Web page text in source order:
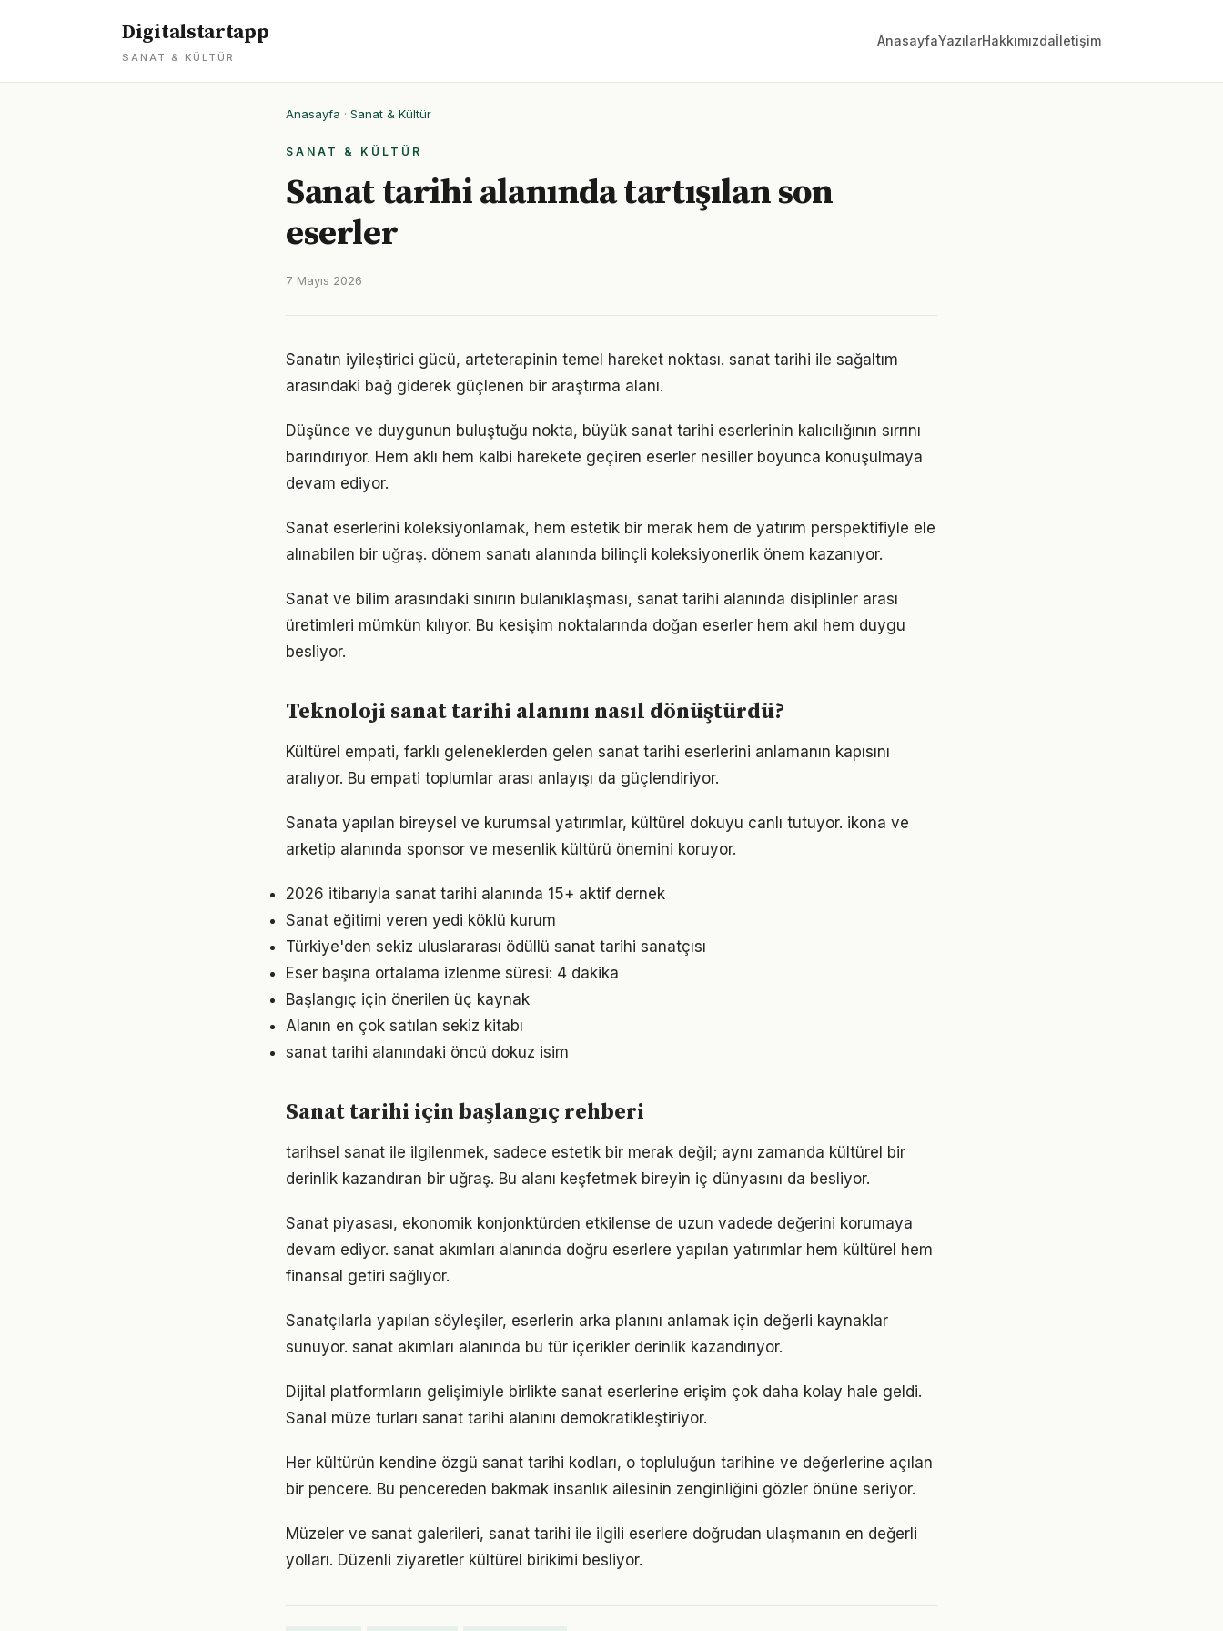
Digitalstartapp
SANAT & KÜLTÜR
AnasayfaYazılarHakkımızdaİletişim
Anasayfa · Sanat & Kültür
SANAT & KÜLTÜR
Sanat tarihi alanında tartışılan son
eserler
7 Mayıs 2026
Sanatın iyileştirici gücü, arteterapinin temel hareket noktası. sanat tarihi ile sağaltım
arasındaki bağ giderek güçlenen bir araştırma alanı.
Düşünce ve duygunun buluştuğu nokta, büyük sanat tarihi eserlerinin kalıcılığının sırrını
barındırıyor. Hem aklı hem kalbi harekete geçiren eserler nesiller boyunca konuşulmaya
devam ediyor.
Sanat eserlerini koleksiyonlamak, hem estetik bir merak hem de yatırım perspektifiyle ele
alınabilen bir uğraş. dönem sanatı alanında bilinçli koleksiyonerlik önem kazanıyor.
Sanat ve bilim arasındaki sınırın bulanıklaşması, sanat tarihi alanında disiplinler arası
üretimleri mümkün kılıyor. Bu kesişim noktalarında doğan eserler hem akıl hem duygu
besliyor.
Teknoloji sanat tarihi alanını nasıl dönüştürdü?
Kültürel empati, farklı geleneklerden gelen sanat tarihi eserlerini anlamanın kapısını
aralıyor. Bu empati toplumlar arası anlayışı da güçlendiriyor.
Sanata yapılan bireysel ve kurumsal yatırımlar, kültürel dokuyu canlı tutuyor. ikona ve
arketip alanında sponsor ve mesenlik kültürü önemini koruyor.
2026 itibarıyla sanat tarihi alanında 15+ aktif dernek
Sanat eğitimi veren yedi köklü kurum
Türkiye'den sekiz uluslararası ödüllü sanat tarihi sanatçısı
Eser başına ortalama izlenme süresi: 4 dakika
Başlangıç için önerilen üç kaynak
Alanın en çok satılan sekiz kitabı
sanat tarihi alanındaki öncü dokuz isim
Sanat tarihi için başlangıç rehberi
tarihsel sanat ile ilgilenmek, sadece estetik bir merak değil; aynı zamanda kültürel bir
derinlik kazandıran bir uğraş. Bu alanı keşfetmek bireyin iç dünyasını da besliyor.
Sanat piyasası, ekonomik konjonktürden etkilense de uzun vadede değerini korumaya
devam ediyor. sanat akımları alanında doğru eserlere yapılan yatırımlar hem kültürel hem
finansal getiri sağlıyor.
Sanatçılarla yapılan söyleşiler, eserlerin arka planını anlamak için değerli kaynaklar
sunuyor. sanat akımları alanında bu tür içerikler derinlik kazandırıyor.
Dijital platformların gelişimiyle birlikte sanat eserlerine erişim çok daha kolay hale geldi.
Sanal müze turları sanat tarihi alanını demokratikleştiriyor.
Her kültürün kendine özgü sanat tarihi kodları, o topluluğun tarihine ve değerlerine açılan
bir pencere. Bu pencereden bakmak insanlık ailesinin zenginliğini gözler önüne seriyor.
Müzeler ve sanat galerileri, sanat tarihi ile ilgili eserlere doğrudan ulaşmanın en değerli
yolları. Düzenli ziyaretler kültürel birikimi besliyor.